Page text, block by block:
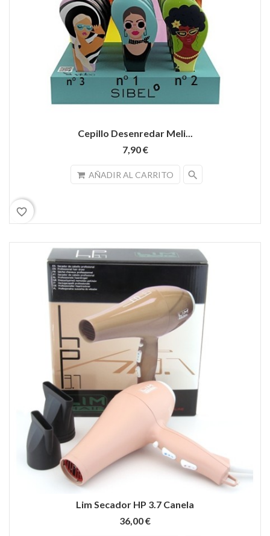
Cepillo Desenredar Meli...
7,90 €
AÑADIR AL CARRITO search
favorite_border
Lim Secador HP 3.7 Canela
36,00 €